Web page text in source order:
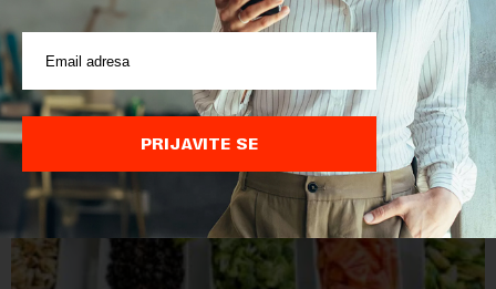
POVEZANI SADRŽAJI
PRIJAVITE SE